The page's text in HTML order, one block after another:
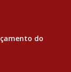
do